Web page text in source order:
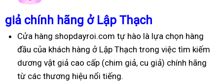
giả chính hãng ở Lập Thạch
Cửa hàng shopdayroi.com tự hào là lựa chọn hàng
đầu của khách hàng ở Lập Thạch trong việc tìm kiếm
dương vật giả cao cấp (chim giả, cu giả) chính hãng
từ các thương hiệu nổi tiếng.